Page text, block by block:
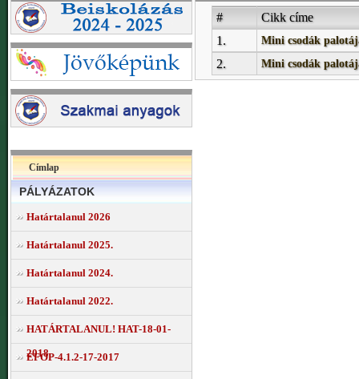
Címlap
PÁLYÁZATOK
Határtalanul 2026
Határtalanul 2025.
Határtalanul 2024.
Határtalanul 2022.
HATÁRTALANUL! HAT-18-01-
2018
EFOP-4.1.2-17-2017
#
Cikk címe
1.
Mini csodák
2. Mini csodák